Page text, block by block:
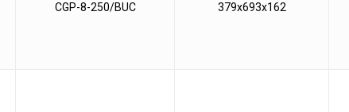
CGP-8-250/BUC 379x693x162